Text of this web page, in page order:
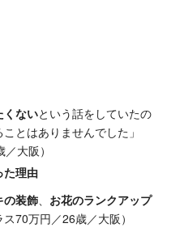
くないという話をしていたの
とはありませんでした」
大阪）
た理由
の装飾
お花のランクアップ
70万円／26歳／大阪）